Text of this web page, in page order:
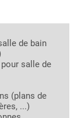
de bain
salle de
(plans de
...)